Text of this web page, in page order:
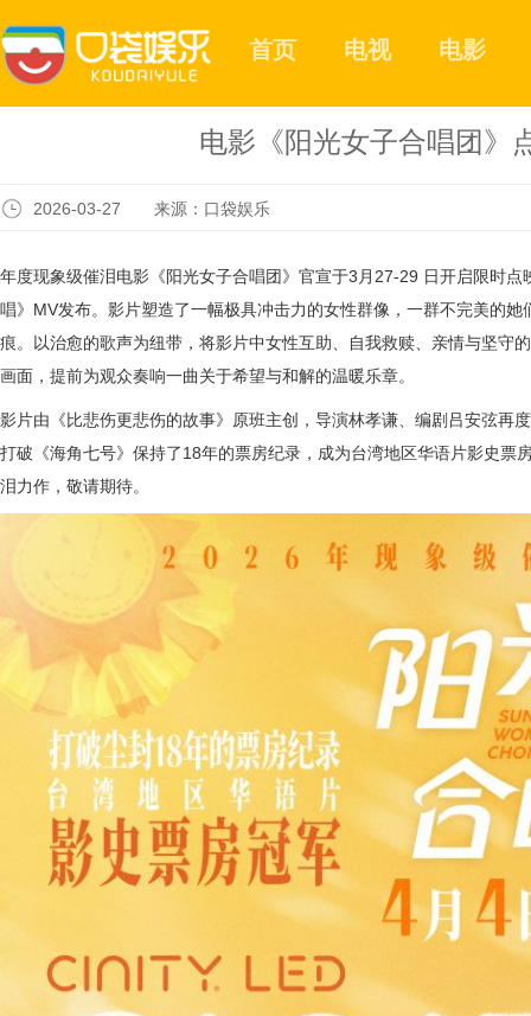
首页 电视 电影
电影《阳光女子合唱团》
2026-03-27 来源：口袋娱乐
年度现象级催泪电影《阳光女子合唱团》官宣于3 月 27-29 日开启限时点
唱》 MV发布。影片塑造了一幅极具冲击力的女性群像，一群不完美的
痕。以治愈的歌声为纽带，将影片中女性互助、自我救赎、亲情与坚守
画面，提前为观众奏响一曲关于希望与和解的温暖乐章。
影片由《比悲伤更悲伤的故事》原班主创 ， 导演林孝谦、编剧吕安弦再
打破《海角七号》保持了18年的票房纪录，成为台湾地区华语片影史票
泪力作，敬请期待。